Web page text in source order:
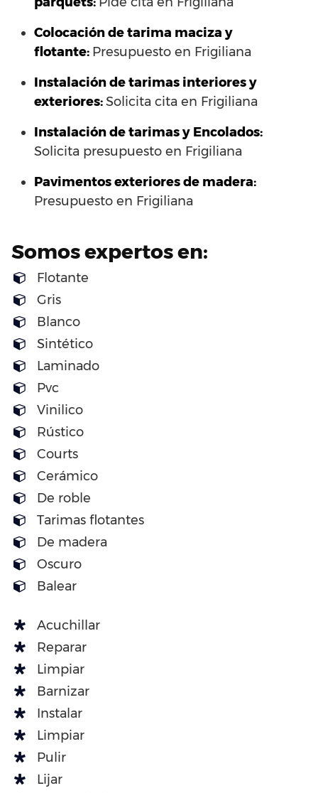
Colocación de tarima maciza y
flotante: Presupuesto en Frigiliana
Instalación de tarimas interiores y
exteriores:Solicita cita en Frigiliana
Instalación de tarimas y Encolados:
Solicita presupuesto en Frigiliana
Pavimentos exteriores de madera:
Presupuesto en Frigiliana
Somos expertos en:
Flotante
Gris
Blanco
Sintético
Laminado
Pvc
Vinilico
Rústico
Courts
Cerámico
De roble
Tarimas flotantes
De madera
Oscuro
Balear
Acuchillar
Reparar
Limpiar
Barnizar
Instalar
Limpiar
Pulir
Lijar